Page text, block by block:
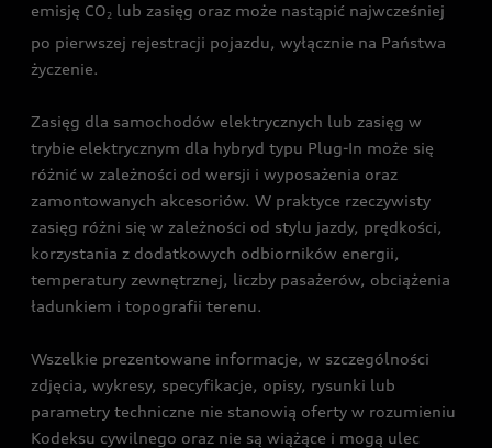
emisję CO2 lub zasięg oraz może nastąpić najwcześniej
po pierwszej rejestracji pojazdu, wyłącznie na Państwa
życzenie.
Zasięg dla samochodów elektrycznych lub zasięg w
trybie elektrycznym dla hybryd typu Plug-In może się
różnić w zależności od wersji i wyposażenia oraz
zamontowanych akcesoriów. W praktyce rzeczywisty
zasięg różni się w zależności od stylu jazdy, prędkości,
korzystania z dodatkowych odbiorników energii,
temperatury zewnętrznej, liczby pasażerów, obciążenia
ładunkiem i topografii terenu.
Wszelkie prezentowane informacje, w szczególności
zdjęcia, wykresy, specyfikacje, opisy, rysunki lub
parametry techniczne nie stanowią oferty w rozumieniu
Kodeksu cywilnego oraz nie są wiążące i mogą ulec